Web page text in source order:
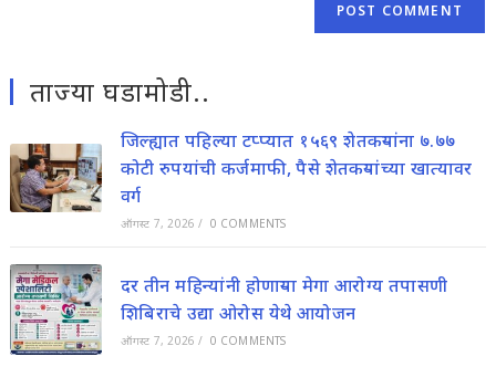
ताज्या घडामोडी..
जिल्ह्यात पहिल्या टप्प्यात १५६९ शेतकऱ्यांना ७.७७
कोटी रुपयांची कर्जमाफी, पैसे शेतकऱ्यांच्या खात्यावर
वर्ग
ऑगस्ट 7, 2026 / 0 COMMENTS
दर तीन महिन्यांनी होणाऱ्या मेगा आरोग्य तपासणी
शिबिराचे उद्या ओरोस येथे आयोजन
ऑगस्ट 7, 2026 / 0 COMMENTS